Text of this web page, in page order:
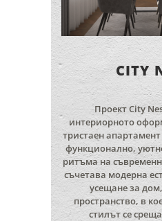
CITY
Проект City
интериорното
тристаен
функционално,
ритъма на
съчетава модерна
усещане за
пространство, в
стилът се